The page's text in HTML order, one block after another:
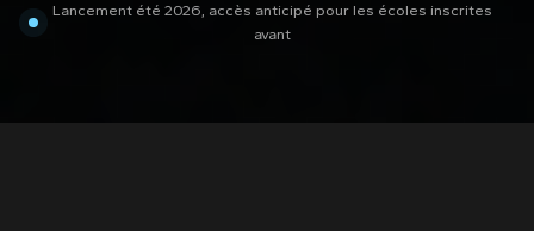
Lancement été 2026, accès anticipé pour les écoles inscrites
avant